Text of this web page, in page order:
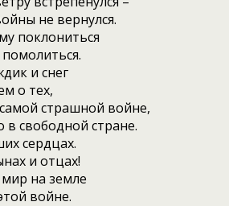
не вернулся.
поклониться
и снег
о тех,
страшной войне,
свободной стране.
сердцах.
и отцах!
на земле
войне.